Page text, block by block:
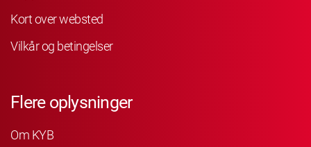
Kort over websted
Vilkår og betingelser
Flere oplysninger
Om KYB